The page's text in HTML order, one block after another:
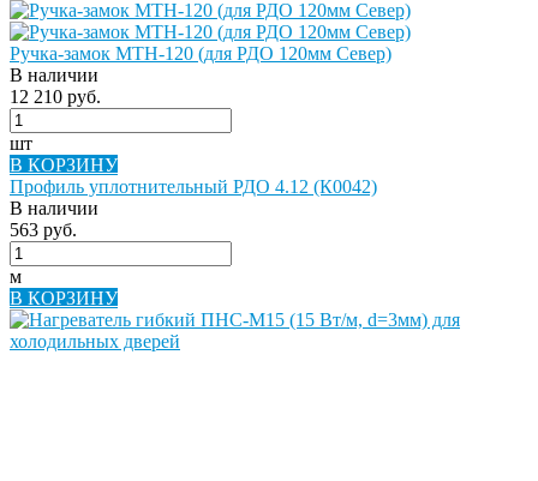
Ручка-замок МТН-120 (для РДО 120мм Север)
В наличии
12 210 руб.
шт
В КОРЗИНУ
Профиль уплотнительный РДО 4.12 (К0042)
В наличии
563 руб.
м
В КОРЗИНУ